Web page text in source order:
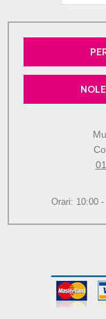
Orari: 10:00